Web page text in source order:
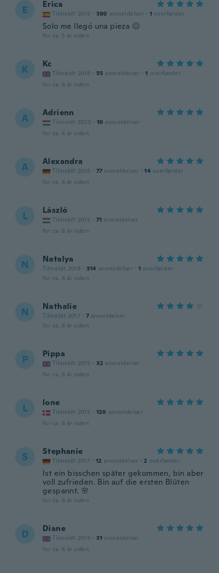
E Erica
Tilmeldt 2018 · 380 anmeldelser · 1 overførsler
Solo me llegó una pieza ☹️
for ca. 5 år siden
K Kc
Tilmeldt 2018 · 55 anmeldelser · 1 overførsler
for ca. 6 år siden
A Adrienn
Tilmeldt 2020 · 10 anmeldelser
for ca. 6 år siden
A Alexandra
Tilmeldt 2016 · 77 anmeldelser · 14 overførsler
for ca. 6 år siden
L László
Tilmeldt 2015 · 71 anmeldelser
for ca. 6 år siden
N Natalya
Tilmeldt 2018 · 314 anmeldelser · 1 overførsler
for ca. 6 år siden
N Nathalie
Tilmeldt 2017 · 7 anmeldelser
for ca. 6 år siden
P Pippa
Tilmeldt 2015 · 32 anmeldelser
for ca. 6 år siden
L lone
Tilmeldt 2015 · 120 anmeldelser
for ca. 6 år siden
S Stephanie
Tilmeldt 2017 · 12 anmeldelser · 2 overførsler
Ist ein bisschen später gekommen, bin aber
voll zufrieden. Bin auf die ersten Blüten
gespannt. 🌸
for ca. 6 år siden
D Diane
Tilmeldt 2019 · 31 anmeldelser
for ca. 6 år siden